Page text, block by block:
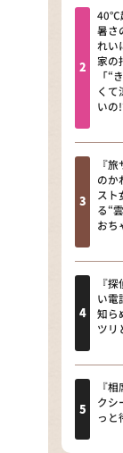
40℃
暑さ
れい
家の
「“
くて
いの
『
のか
スト
る“
おち
『
い電
知ら
ツリ
『
クシ
っと